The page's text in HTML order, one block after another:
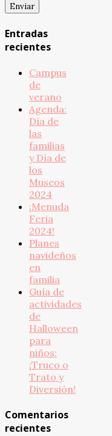
Entradas
recientes
Campus
de
verano
Agenda:
Día de
las
familias
y Día de
los
Museos
2024
¡Menuda
Feria
2024!
Planes
navideños
en
familia
Guía de
actividades
de
Halloween
para
niños:
¡Truco o
Trato y
Diversión!
Comentarios
recientes